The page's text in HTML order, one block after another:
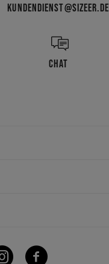
KUNDENDIENST@SIZEER.DE
CHAT